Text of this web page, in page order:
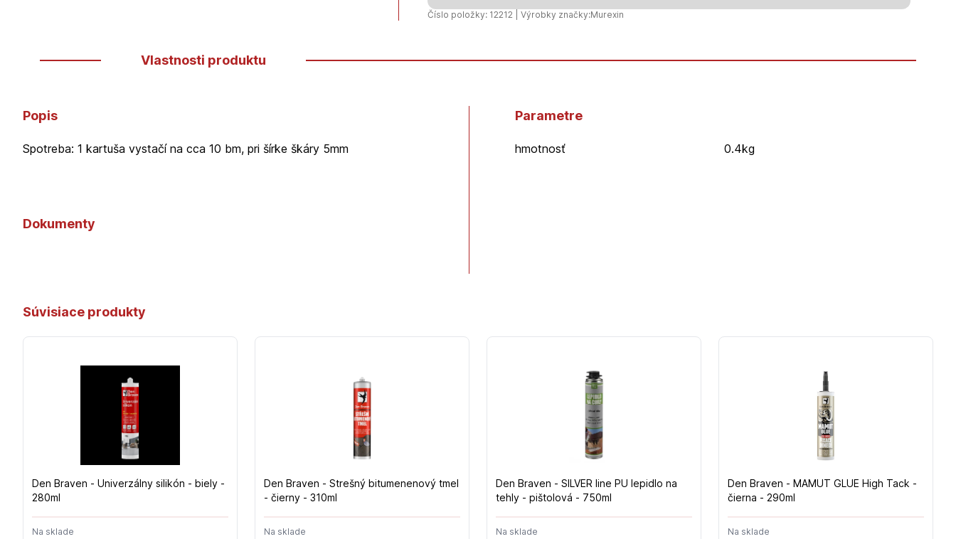
SIL60
-
Číslo položky: 12212 | Výrobky značky:Murexin
Vlastnosti produktu
Popis
Spotreba: 1 kartuša vystačí na cca 10 bm, pri šírke škáry 5mm
Dokumenty
Parametre
hmotnosť 0.4kg
Súvisiace produkty
Den Braven - Univerzálny silikón - biely -
280ml
Na sklade
Den Braven - Strešný bitumenenový tmel
- čierny - 310ml
Na sklade
Den Braven - SILVER line PU lepidlo na
tehly - pištolová - 750ml
Na sklade
Den Braven - MAMUT GLUE High Tack -
čierna - 290ml
Na sklade